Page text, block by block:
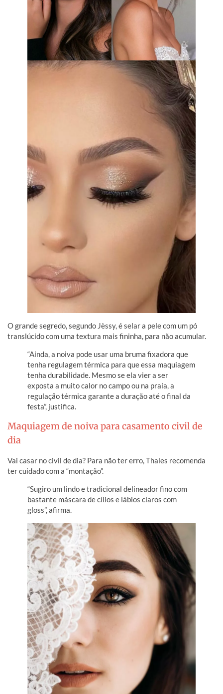
O grande segredo, segundo Jèssy, é selar a pele com um pó
translúcido com uma textura mais fininha, para não acumular.
“Ainda, a noiva pode usar uma bruma fixadora que
tenha regulagem térmica para que essa maquiagem
tenha durabilidade. Mesmo se ela vier a ser
exposta a muito calor no campo ou na praia, a
regulação térmica garante a duração até o final da
festa”, justifica.
Maquiagem de noiva para casamento civil de
dia
Vai casar no civil de dia? Para não ter erro, Thales recomenda
ter cuidado com a “montação”.
“Sugiro um lindo e tradicional delineador fino com
bastante máscara de cílios e lábios claros com
gloss”, afirma.